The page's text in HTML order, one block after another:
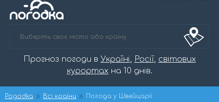
Прогноз погоди в Україні, Росії, світових
курортах на 10 днів.
Pogodka Всі країни Погода у Швейцарії